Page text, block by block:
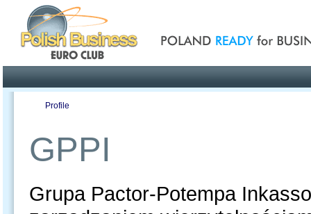
Profile
GPPI
Grupa Pactor-Potempa